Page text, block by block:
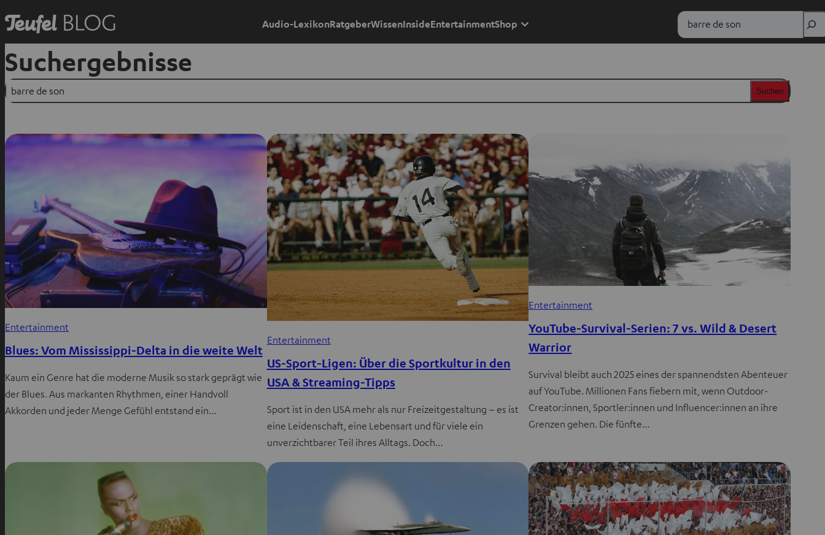
Audio-LexikonRatgeberWissenInsideEntertainmentShop Suche
Suchergebnisse
Suchen Suchen
Entertainment
Blues: Vom Mississippi-Delta in die weite Welt
Kaum ein Genre hat die moderne Musik so stark geprägt wie
der Blues. Aus markanten Rhythmen, einer Handvoll
Akkorden und jeder Menge Gefühl entstand ein…
Entertainment
US-Sport-Ligen: Über die Sportkultur in den
USA & Streaming-Tipps
Sport ist in den USA mehr als nur Freizeitgestaltung – es ist
eine Leidenschaft, eine Lebensart und für viele ein
unverzichtbarer Teil ihres Alltags. Doch…
Entertainment
YouTube-Survival-Serien: 7 vs. Wild & Desert
Warrior
Survival bleibt auch 2025 eines der spannendsten Abenteuer
auf YouTube. Millionen Fans fiebern mit, wenn Outdoor-
Creator:innen, Sportler:innen und Influencer:innen an ihre
Grenzen gehen. Die fünfte…